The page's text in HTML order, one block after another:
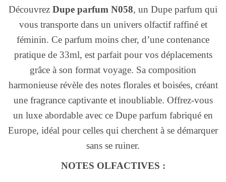
Découvrez Dupe parfum N058, un Dupe parfum qui
vous transporte dans un univers olfactif raffiné et
féminin. Ce parfum moins cher, d’une contenance
pratique de 33ml, est parfait pour vos déplacements
grâce à son format voyage. Sa composition
harmonieuse révèle des notes florales et boisées, créant
une fragrance captivante et inoubliable. Offrez-vous
un luxe abordable avec ce Dupe parfum fabriqué en
Europe, idéal pour celles qui cherchent à se démarquer
sans se ruiner.
NOTES OLFACTIVES :